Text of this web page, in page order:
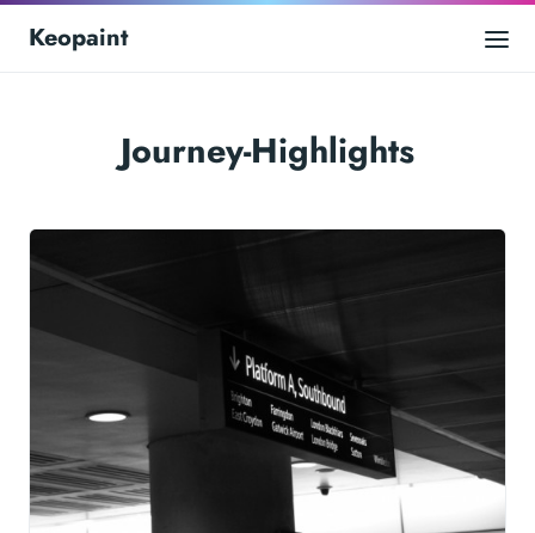
Keopaint
Journey-Highlights